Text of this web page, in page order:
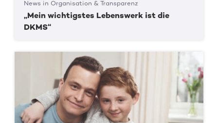
News in Organisation & Transparenz
„Mein wichtigstes Lebenswerk ist die
DKMS“